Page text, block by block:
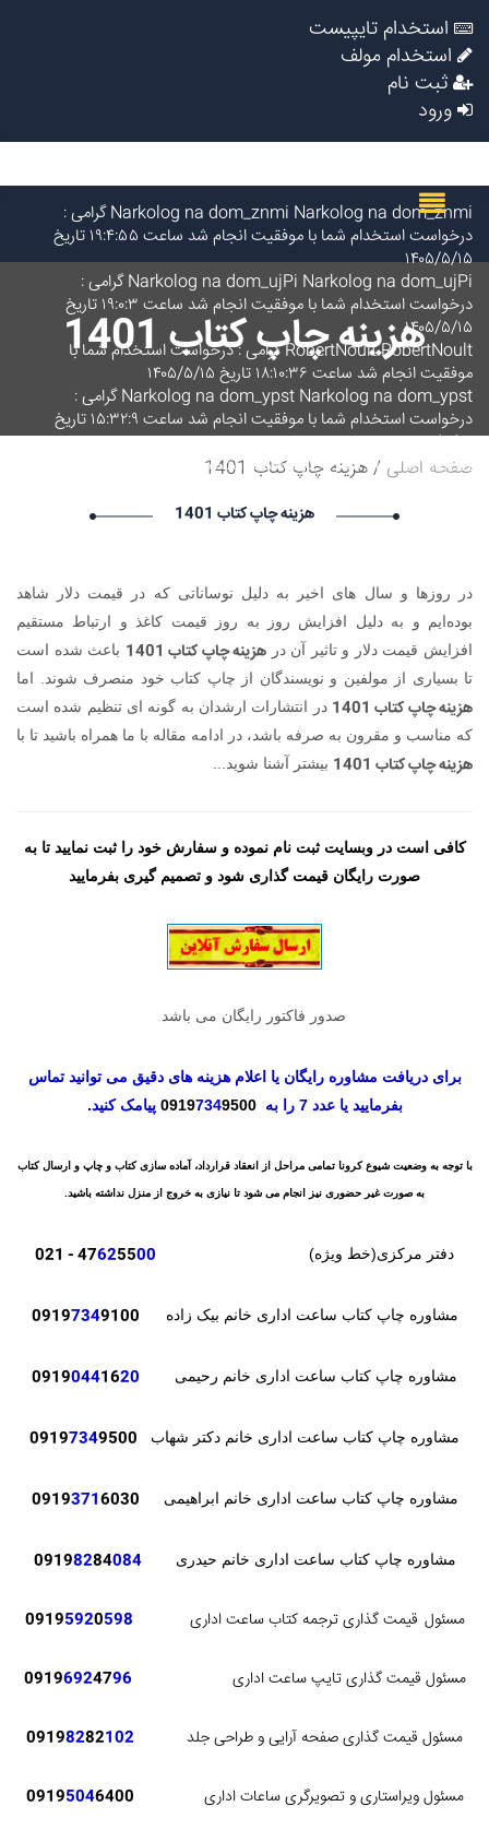
استخدام تایپیست
استخدام مولف
ثبت نام
ورود
Narkolog na dom_znmi Narkolog na dom_znmi گرامی :
درخواست استخدام شما با موفقیت انجام شد ساعت ۱۹:۴:۵۵ تاریخ
۱۴۰۵/۵/۱۵
Narkolog na dom_ujPi Narkolog na dom_ujPi گرامی :
درخواست استخدام شما با موفقیت انجام شد ساعت ۱۹:۰:۳ تاریخ
۱۴۰۵/۵/۱۵
RobertNoult RobertNoult گرامی : درخواست استخدام شما با
موفقیت انجام شد ساعت ۱۸:۱۰:۳۶ تاریخ ۱۴۰۵/۵/۱۵
Narkolog na dom_ypst Narkolog na dom_ypst گرامی :
درخواست استخدام شما با موفقیت انجام شد ساعت ۱۵:۳۲:۹ تاریخ
۱۴۰۵/۵/۱۵
Elvie2t Elvie2t گرامی : درخواست استخدام شما با موفقیت انجام شد
Shkola onlain_rpmr Shkola onlain_rpmr گرامی : درخواست
گرامی : درخواست استخدام شما با موفقیت انجام شد ساعت ۱۲:۶:۱۰
تاریخ ۱۴۰۵/۵/۱۵
Shkola onlain_trSl Shkola onlain_trSl گرامی : درخواست
استخدام شما با موفقیت انجام شد ساعت ۶:۲۶:۴۸ تاریخ ۱۴۰۵/۵/۱۵
هزینه چاپ کتاب 1401
صفحه اصلی هزینه چاپ کتاب 1401
هزینه چاپ کتاب 1401
در روزها و سال های اخیر به دلیل نوساناتی که در قیمت دلار شاهد
بوده‌ایم و به دلیل افزایش روز به روز قیمت کاغذ و ارتباط مستقیم
افزایش قیمت دلار و تاثیر آن در هزینه چاپ کتاب 1401
باعث شده است
تا بسیاری از مولفین و نویسندگان از چاپ کتاب خود منصرف شوند. اما
هزینه چاپ کتاب 1401
در انتشارات ارشدان به گونه ای تنظیم شده است
که مناسب و مقرون به صرفه باشد، در ادامه مقاله با ما همراه باشید تا با
هزینه چاپ کتاب 1401 بیشتر آشنا شوید...
کافی است در وبسایت ثبت نام نموده و سفارش خود را ثبت نمایید تا به
صورت رایگان قیمت گذاری شود و تصمیم گیری بفرمایید
صدور فاکتور رایگان می باشد
برای دریافت مشاوره رایگان یا اعلام هزینه های دقیق می توانید تماس
بفرمایید یا عدد 7 را به
09197349500 پیامک کنید.
با توجه به وضعیت شیوع کرونا تمامی مراحل از انعقاد قرارداد، آماده سازی کتاب و چاپ و ارسال کتاب
به صورت غیر حضوری نیز انجام می شود تا نیازی به خروج از منزل نداشته باشید.
دفتر مرکزی(خط ویژه) 47625500
- 021
مشاوره چاپ کتاب ساعت اداری خانم بیک زاده 09197349100
مشاوره چاپ کتاب ساعت اداری خانم رحیمی 09190441620
مشاوره چاپ کتاب ساعت اداری خانم دکتر شهاب 09197349500
مشاوره چاپ کتاب ساعت اداری خانم ابراهیمی 3716030
مشاوره چاپ کتاب ساعت اداری خانم حیدری 0919
8284084
مسئول قیمت گذاری ترجمه کتاب ساعت اداری 09195920598
مسئول قیمت گذاری تایپ ساعت اداری 09196924796
مسئول قیمت گذاری صفحه آرایی و طراحی جلد 09198282102
مسئول ویراستاری و تصویرگری ساعات اداری 09195046400